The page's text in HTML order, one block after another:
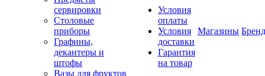
сервировки
Столовые
приборы
Графины,
декантеры и
штофы
Вазы для фруктов
Условия
оплаты
Условия
доставки
Гарантия
на товар
Магазины